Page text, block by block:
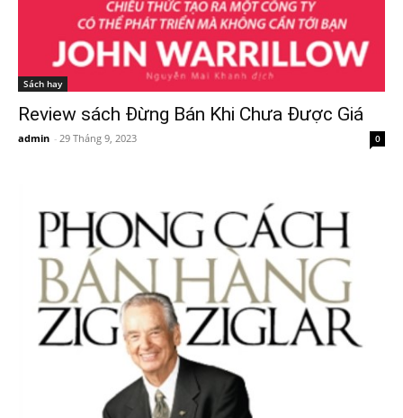
Sách hay
Review sách Đừng Bán Khi Chưa Được Giá
admin - 29 Tháng 9, 2023 0